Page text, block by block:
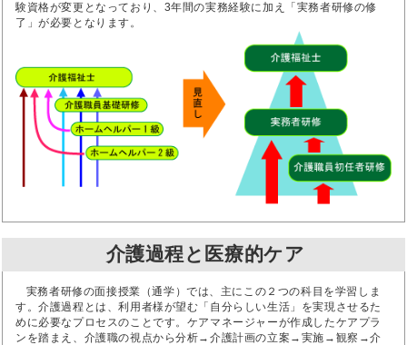
験資格が変更となっており、3年間の実務経験に加え「実務者研修の修
了」が必要となります。
介護過程と医療的ケア
実務者研修の面接授業（通学）では、主にこの２つの科目を学習しま
す。介護過程とは、利用者様が望む「自分らしい生活」を実現させるた
めに必要なプロセスのことです。ケアマネージャーが作成したケアプラ
ンを踏まえ、介護職の視点から分析→介護計画の立案→実施→観察→介